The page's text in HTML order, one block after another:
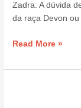
Zadra. A dúvida
da raça Devon
Read More »